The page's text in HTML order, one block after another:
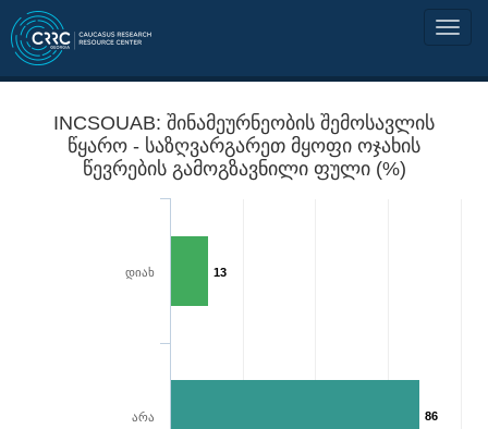
INCSOUAB: შინამეურნეობის შემოსავლის
წყარო - საზღვარგარეთ მყოფი ოჯახის
წევრების გამოგზავნილი ფული (%)
13
86
დიახ
არა